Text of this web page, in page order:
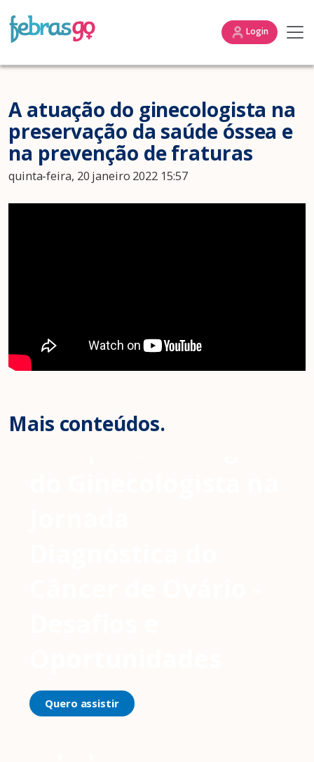
Login
A atuação do ginecologista na
preservação da saúde óssea e
na prevenção de fraturas
quinta-feira, 20 janeiro 2022 15:57
Mais conteúdos.
Quero assistir